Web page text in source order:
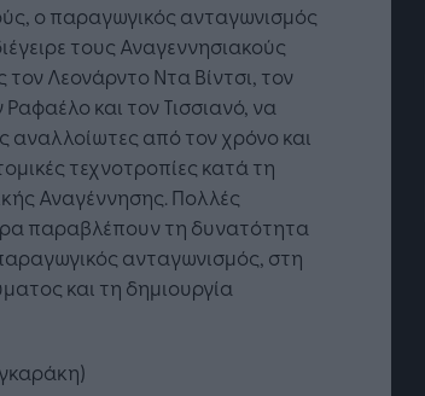
ο παραγωγικός ανταγωνισμός
τους Αναγεννησιακούς
τον Λεονάρντο Ντα Βίντσι, τον
και τον Τισσιανό, να
αναλλοίωτες από τον χρόνο και
τεχνοτροπίες κατά τη
Αναγέννησης. Πολλές
παραβλέπουν τη δυνατότητα
ανταγωνισμός, στη
και τη δημιουργία
το νέο
της
Οι προσλήψεις αλλάζουν: To
Jobfind.gr ως στρατηγικός
«σύμμαχος» για κάθε